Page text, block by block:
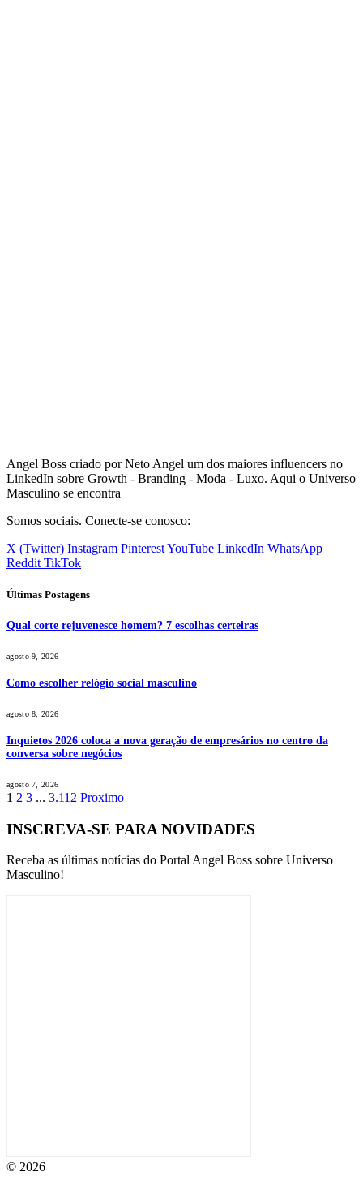
Angel Boss criado por Neto Angel um dos maiores influencers no
LinkedIn sobre Growth - Branding - Moda - Luxo. Aqui o Universo
Masculino se encontra
Somos sociais. Conecte-se conosco:
X (Twitter) Instagram PinterestYouTube LinkedIn WhatsApp
Reddit TikTok
Últimas Postagens
Qual corte rejuvenesce homem? 7 escolhas certeiras
agosto 9, 2026
Como escolher relógio social masculino
agosto 8, 2026
Inquietos 2026 coloca a nova geração de empresários no centro da
conversa sobre negócios
agosto 7, 2026
1 2 3 ... 3.112 Proximo
INSCREVA-SE PARA NOVIDADES
Receba as últimas notícias do Portal Angel Boss sobre Universo
Masculino!
© 2026